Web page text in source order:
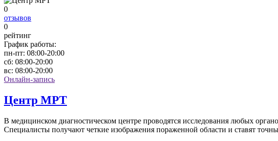
0
отзывов
0
рейтинг
График работы:
пн-пт: 08:00-20:00
сб: 08:00-20:00
вс: 08:00-20:00
Онлайн-запись
Центр МРТ
В медицинском диагностическом центре проводятся исследования любых
Специалисты получают четкие изображения пораженной области и ставят